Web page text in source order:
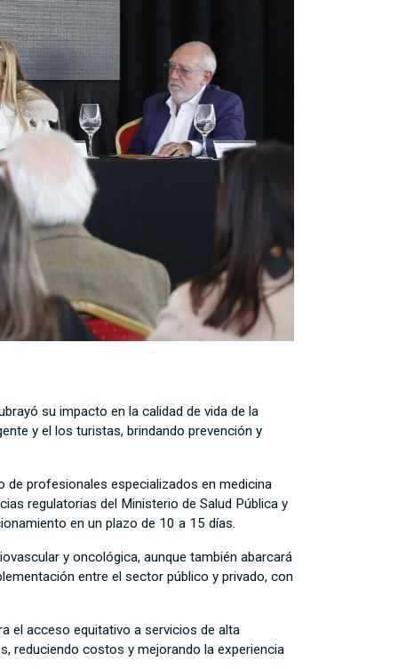
su impacto en la calidad de vida de la
y el los turistas, brindando prevención y
de profesionales especializados en medicina
regulatorias del Ministerio de Salud Pública y
en un plazo de 10 a 15 días.
y oncológica, aunque también abarcará
entre el sector público y privado, con
el acceso equitativo a servicios de alta
reduciendo costos y mejorando la experiencia